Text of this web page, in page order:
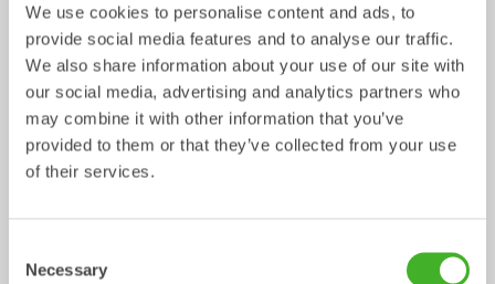
We use cookies to personalise content and ads, to
provide social media features and to analyse our traffic.
We also share information about your use of our site with
our social media, advertising and analytics partners who
may combine it with other information that you’ve
provided to them or that they’ve collected from your use
of their services.
Selection
Necessary
Tiltrotator 4-7ton Tiltrotator